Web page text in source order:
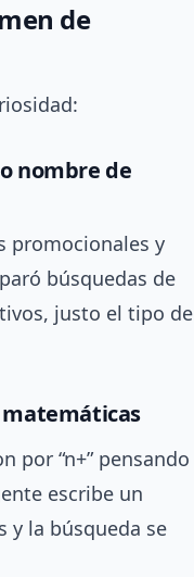
de
nombre de
promocionales y
búsquedas de
justo el tipo de
matemáticas
por “n+” pensando
escribe un
y la búsqueda se